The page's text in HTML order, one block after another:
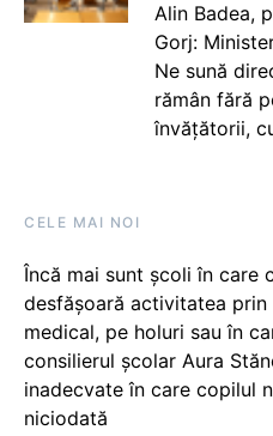
Alin Badea,
Gorj:
Ne sună
rămân fără
învățătorii,
CELE MAI NOI
Încă mai sunt școli în care
desfășoară activitatea
medical, pe holuri sau în
consilierul școlar Aura
inadecvate în care copilul
niciodată